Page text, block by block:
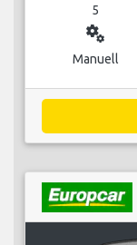
5
miscellaneous_services
Manuell